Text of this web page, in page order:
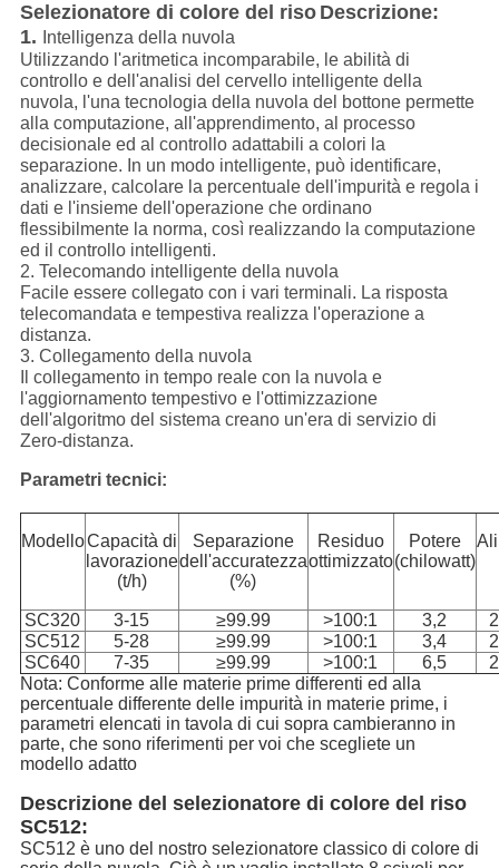
Selezionatore di colore del riso Descrizione:
1.
Intelligenza della nuvola
Utilizzando l'aritmetica incomparabile, le abilità di
controllo e dell'analisi del cervello intelligente della
nuvola, l'una tecnologia della nuvola del bottone permette
alla computazione, all'apprendimento, al processo
decisionale ed al controllo adattabili a colori la
separazione. In un modo intelligente, può identificare,
analizzare, calcolare la percentuale dell'impurità e regola i
dati e l'insieme dell'operazione che ordinano
flessibilmente la norma, così realizzando la computazione
ed il controllo intelligenti.
2. Telecomando intelligente della nuvola
Facile essere collegato con i vari terminali. La risposta
telecomandata e tempestiva realizza l'operazione a
distanza.
3. Collegamento della nuvola
Il collegamento in tempo reale con la nuvola e
l'aggiornamento tempestivo e l'ottimizzazione
dell'algoritmo del sistema creano un'era di servizio di
Zero-distanza.
Parametri tecnici:
ModelloCapacità di
lavorazione
(t/h)
Separazione
dell'accuratezza
(%)
Residuo
ottimizzato
Potere
(chilowatt)
SC320 3-15 ≥99.99 >100:1 3,2
SC512
5-28 ≥99.99 >100:1 3,4
SC640
7-35 ≥99.99 >100:1 6,5
Nota: Conforme alle materie prime differenti ed alla
percentuale differente delle impurità in materie prime, i
parametri elencati in tavola di cui sopra cambieranno in
parte, che sono riferimenti per voi che scegliete un
modello adatto
Descrizione del selezionatore di colore del riso
SC512:
SC512 è uno del nostro selezionatore classico di colore di